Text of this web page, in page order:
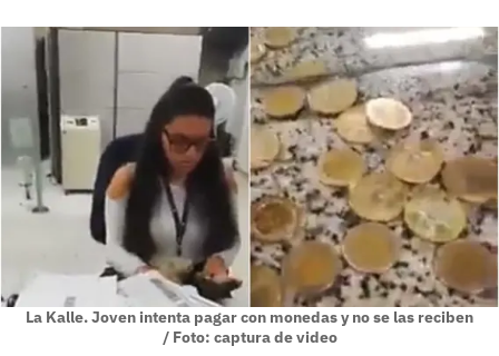
La Kalle. Joven intenta pagar con monedas y no se las reciben
/ Foto: captura de video